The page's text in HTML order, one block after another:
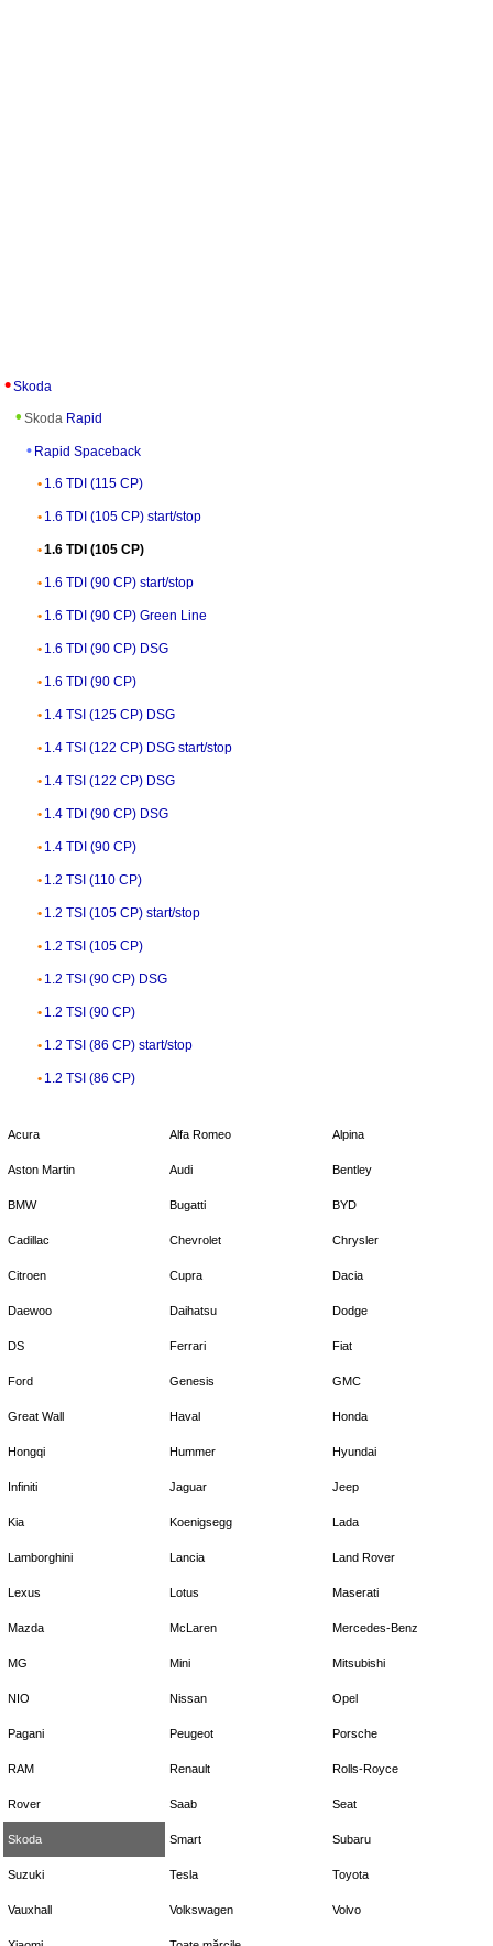
Skoda
Skoda Rapid
Rapid Spaceback
1.6 TDI (115 CP)
1.6 TDI (105 CP) start/stop
1.6 TDI (105 CP)
1.6 TDI (90 CP) start/stop
1.6 TDI (90 CP) Green Line
1.6 TDI (90 CP) DSG
1.6 TDI (90 CP)
1.4 TSI (125 CP) DSG
1.4 TSI (122 CP) DSG start/stop
1.4 TSI (122 CP) DSG
1.4 TDI (90 CP) DSG
1.4 TDI (90 CP)
1.2 TSI (110 CP)
1.2 TSI (105 CP) start/stop
1.2 TSI (105 CP)
1.2 TSI (90 CP) DSG
1.2 TSI (90 CP)
1.2 TSI (86 CP) start/stop
1.2 TSI (86 CP)
Acura Alfa Romeo Alpina
Aston Martin Audi Bentley
BMW Bugatti BYD
Cadillac Chevrolet Chrysler
Citroen Cupra Dacia
Daewoo Daihatsu Dodge
DS Ferrari Fiat
Ford Genesis GMC
Great Wall Haval Honda
Hongqi Hummer Hyundai
Infiniti Jaguar Jeep
Kia Koenigsegg Lada
Lamborghini Lancia Land Rover
Lexus Lotus Maserati
Mazda McLaren Mercedes-Benz
MG Mini Mitsubishi
NIO Nissan Opel
Pagani Peugeot Porsche
RAM Renault Rolls-Royce
Rover Saab Seat
Skoda Smart Subaru
Suzuki Tesla Toyota
Vauxhall Volkswagen Volvo